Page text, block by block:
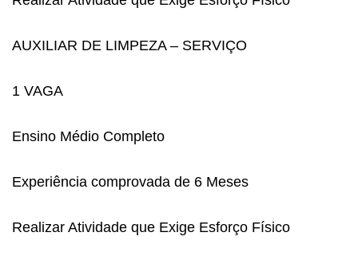
AUXILIAR DE LIMPEZA – SERVIÇO
1 VAGA
Ensino Médio Completo
Experiência comprovada de 6 Meses
Realizar Atividade que Exige Esforço Físico